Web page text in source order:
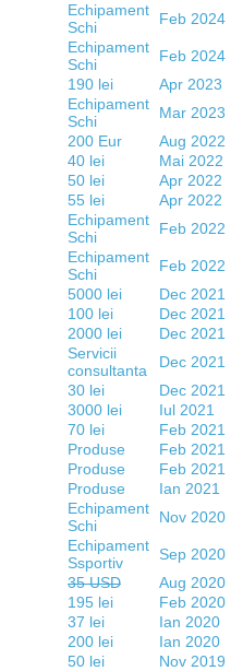
Echipament
Schi
Feb 2024
Echipament
Schi
Feb 2024
190 lei
Apr 2023
Echipament
Schi
Mar 2023
200 Eur
Aug 2022
40 lei
Mai 2022
50 lei
Apr 2022
55 lei
Apr 2022
Echipament
Schi
Feb 2022
Echipament
Schi
Feb 2022
5000 lei
Dec 2021
100 lei
Dec 2021
2000 lei
Dec 2021
Servicii
consultanta
Dec 2021
30 lei
Dec 2021
3000 lei
Iul 2021
70 lei
Feb 2021
Produse
Feb 2021
Produse
Feb 2021
Produse
Ian 2021
Echipament
Schi
Nov 2020
Echipament
Ssportiv
Sep 2020
35 USD
Aug 2020
195 lei
Feb 2020
37 lei
Ian 2020
200 lei
Ian 2020
50 lei
Nov 2019